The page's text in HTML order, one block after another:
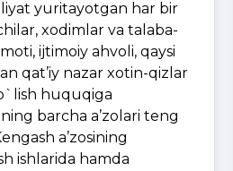
yuritayotgan har bir
xodimlar va talaba-
ijtimoiy ahvoli, qaysi
qat’iy nazar xotin-qizlar
huquqiga
barcha a’zolari teng
a’zosining
ishlarida hamda